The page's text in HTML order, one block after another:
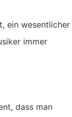
ein wesentlicher
immer
dass man